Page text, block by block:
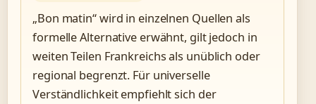
„Bon matin“ wird in einzelnen Quellen als
formelle Alternative erwähnt, gilt jedoch in
weiten Teilen Frankreichs als unüblich oder
regional begrenzt. Für universelle
Verständlichkeit empfiehlt sich der